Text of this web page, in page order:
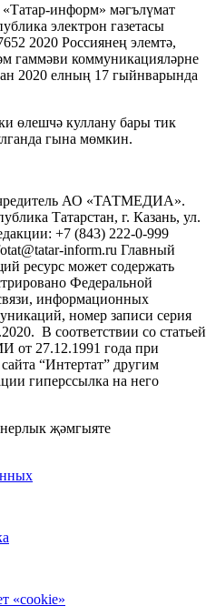
информ» мәгълүмат
электрон газетасы
2020 Россиянең элемтә,
гаммәви коммуникацияләрне
2020 елның 17 гыйнварында
өлешчә куллану бары тик
гына мөмкин.
АО «ТАТМЕДИА».
Татарстан, г. Казань, ул.
+7 (843) 222-0-999
inform.ru Главный
ресурс может содержать
Федеральной
информационных
номер записи серия
В соответствии со статьей
от 27.12.1991 года при
“Интертат” другим
гиперссылка на него
җәмгыяте
«cookie»